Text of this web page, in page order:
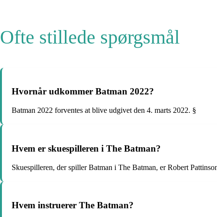
Ofte stillede spørgsmål
Hvornår udkommer Batman 2022?
Batman 2022 forventes at blive udgivet den 4. marts 2022. §
Hvem er skuespilleren i The Batman?
Skuespilleren, der spiller Batman i The Batman, er Robert
Hvem instruerer The Batman?